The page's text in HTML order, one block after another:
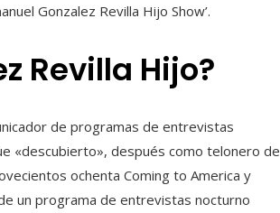
Gonzalez Revilla Hijo Show’.
Revilla Hijo?
de programas de entrevistas
«descubierto», después como telonero de
ochenta Coming to America y
un programa de entrevistas nocturno